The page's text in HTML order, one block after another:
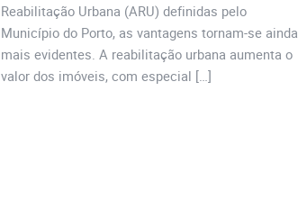
Reabilitação Urbana (ARU) definidas pelo
Município do Porto, as vantagens tornam-se ainda
mais evidentes. A reabilitação urbana aumenta o
valor dos imóveis, com especial […]